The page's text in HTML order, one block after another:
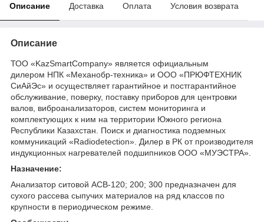
Описание Доставка Оплата Условия возврата
Описание
ТОО «KazSmartCompany» является официальным
дилером НПК «Механобр-техника» и ООО «ПРЮФТЕХНИК
СиАйЭс» и осуществляет гарантийное и постгарантийное
обслуживание, поверку, поставку приборов для центровки
валов, виброанализаторов, систем мониторинга и
комплектующих к ним на территории Южного региона
Республики Казахстан. Поиск и диагностика подземных
коммуникаций «Radiodetection». Дилер в РК от производителя
индукционных нагревателей подшипников ООО «МУЭСТРА».
Назначение:
Анализатор ситовой АСВ-120; 200; 300 предназначен для
сухого рассева сыпучих материалов на ряд классов по
крупности в периодическом режиме.